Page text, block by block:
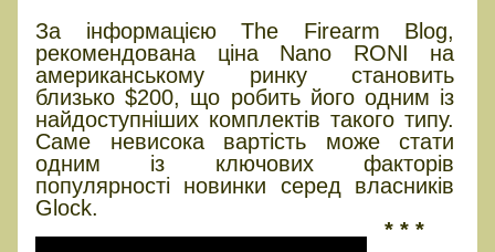
За інформацією The Firearm Blog,
рекомендована ціна Nano RONI на
американському ринку становить
близько $200, що робить його одним із
найдоступніших комплектів такого типу.
Саме невисока вартість може стати
одним із ключових факторів
популярності новинки серед власників
Glock.
* * *